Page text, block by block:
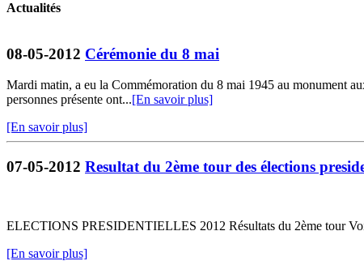
Actualités
08-05-2012 Cérémonie du 8 mai
Mardi matin, a eu la Commémoration du 8 mai 1945 au monument
personnes présente ont...[En savoir plus]
[En savoir plus]
07-05-2012 Resultat du 2ème tour des élections
ELECTIONS PRESIDENTIELLES 2012 Résultats du 2ème tour
[En savoir plus]